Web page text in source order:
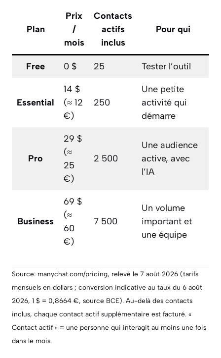
Plan
Prix
/
mois
Contacts
actifs
inclus
Pour qui
Free 0 $ 25 Tester l’outil
Essential
14 $
(≈ 12
€)
250
Une petite
activité qui
démarre
Pro
29 $
(≈
25
€)
2 500
Une audience
active, avec
l’IA
Business
69 $
(≈
60
€)
7 500
Un volume
important et
une équipe
Source: manychat.com/pricing, relevé le 7 août 2026 (tarifs
mensuels en dollars ; conversion indicative au taux du 6 août
2026, 1 $ = 0,8664 €, source BCE). Au-delà des contacts
inclus, chaque contact actif supplémentaire est facturé. «
Contact actif » = une personne qui interagit au moins une fois
dans le mois.